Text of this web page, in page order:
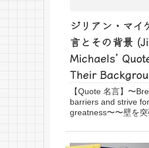
ジリアン・マイ
言とその背景
Michaels’
Their
【Quote 名言】〜
barriers and strive for
greatness〜〜壁を
を目指すあなたへ〜
perfect. It's about